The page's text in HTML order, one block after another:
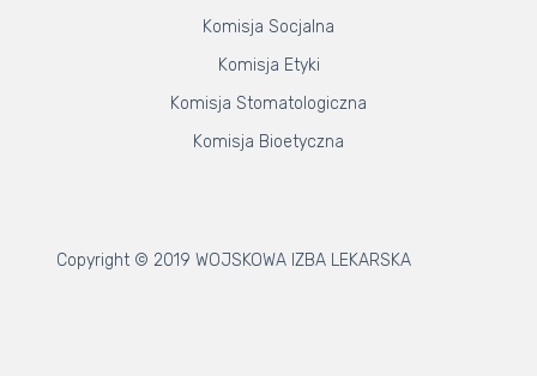
Komisja Socjalna
Komisja Etyki
Komisja Stomatologiczna
Komisja Bioetyczna
Copyright © 2019 WOJSKOWA IZBA LEKARSKA